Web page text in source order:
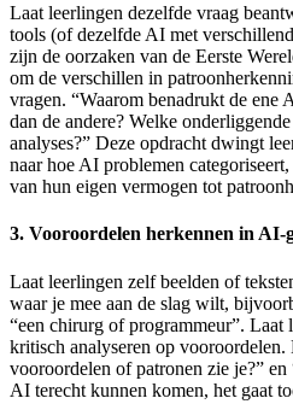
Laat leerlingen dezelfde vraag
tools (of dezelfde AI met
zijn de oorzaken van de Eerste
om de verschillen in
vragen. “Waarom benadrukt de ene
dan de andere? Welke
analyses?” Deze opdracht dwingt
naar hoe AI problemen
van hun eigen vermogen tot
3. Vooroordelen herkennen in AI-
Laat leerlingen zelf beelden of
waar je mee aan de slag wilt,
“een chirurg of programmeur”. Laat
kritisch analyseren op
vooroordelen of patronen zie je?”
AI terecht kunnen komen, het gaat